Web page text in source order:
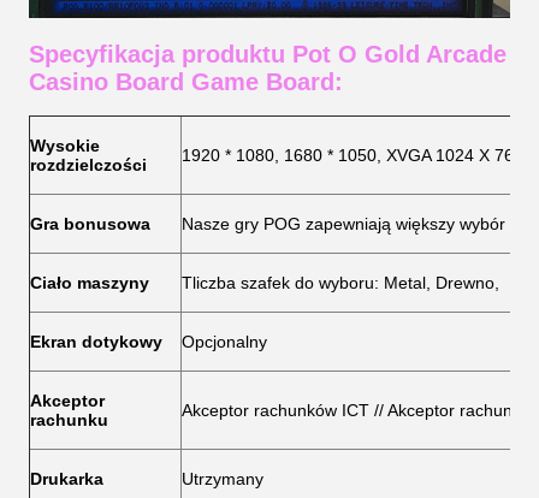
Specyfikacja produktu Pot O Gold Arcade
Casino Board Game Board:
Wysokie
rozdzielczości
1920 * 1080, 1680 * 1050, XVGA 1024 X 768.
Gra bonusowa Nasze gry POG zapewniają większy wybór i
Ciało maszyny Tliczba szafek do wyboru: Metal, Drewno,
Ekran dotykowy Opcjonalny
Akceptor
rachunku
Akceptor rachunków ICT // Akceptor rachunku
Drukarka Utrzymany